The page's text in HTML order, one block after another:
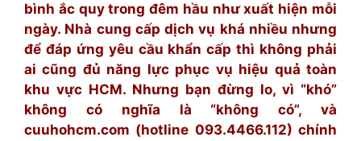
bình ắc quy trong đêm hầu như xuất hiện mỗi
ngày. Nhà cung cấp dịch vụ khá nhiều nhưng
để đáp ứng yêu cầu khẩn cấp thì không phải
ai cũng đủ năng lực phục vụ hiệu quả toàn
khu vực HCM. Nhưng bạn đừng lo, vì “khó”
không có nghĩa là “không có”, và
cuuhohcm.com (hotline 093.4466.112) chính